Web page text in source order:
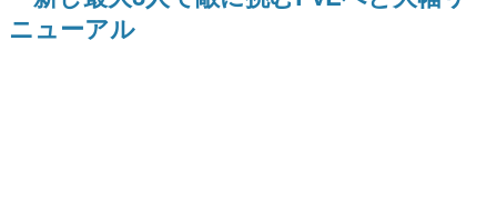
新世代に訊く
ニューアル